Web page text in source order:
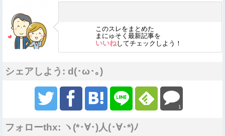
このスレをまとめた
まにゅそく最新記事を
いいねしてチェックしよう！
シェアしよう: d(･ω･｡)
1
フォローthx: ヽ(*･∀･)人(･∀･*)ﾉ